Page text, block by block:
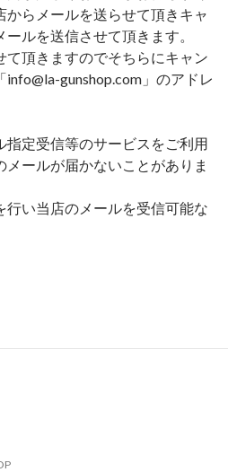
らメールを送らせて頂きキャ
ルを送信させて頂きます。
頂きますのでそちらにキャン
gunshop.com」のアドレ
定受信等のサービスをご利用
ールが届かないことがありま
行い当店のメールを受信可能な